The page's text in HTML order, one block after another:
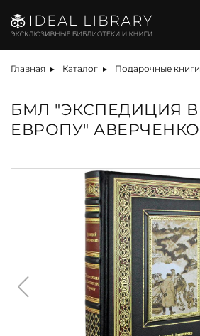
Главная Каталог Подарочные
БМЛ "ЭКСПЕДИЦИЯ
ЕВРОПУ" АВЕРЧЕНКО